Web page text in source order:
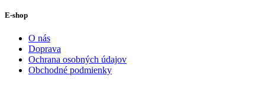
E-shop
O nás
Doprava
Ochrana osobných údajov
Obchodné podmienky